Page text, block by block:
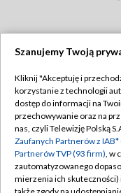
Abonament TVP
Emisja w TVP
Centrum informacji
Naziemna
Szanujemy Twoją
Kliknij "Akceptuję i
korzystanie z technologii
dostęp do informacji na
przechowywanie oraz na
nas, czyli Telewizję Polską
Zaufanych Partnerów z
Partnerów TVP (93 firm), w
zautomatyzowanego
mierzenia ich skuteczności)